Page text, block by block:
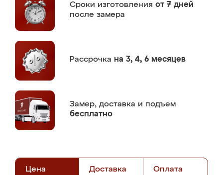
Сроки изготовления от 7 дней
после замера
Рассрочка на 3, 4, 6 месяцев
Замер, доставка и подъем
бесплатно
Цена Доставка Оплата